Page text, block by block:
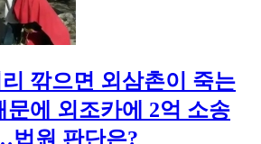
깎으면 외삼촌이 죽는
문에 외조카에 2억 소송
법원 판단은?